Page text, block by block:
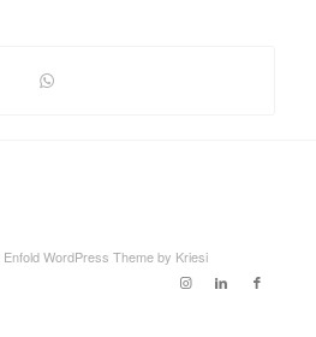
Enfold WordPress Theme by Kriesi